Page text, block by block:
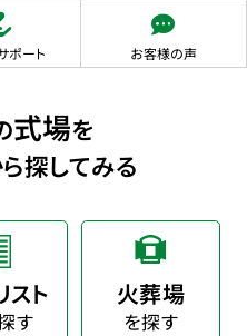
ポート お客様の声
式場を
探してみる
スト
す
火葬場
を探す